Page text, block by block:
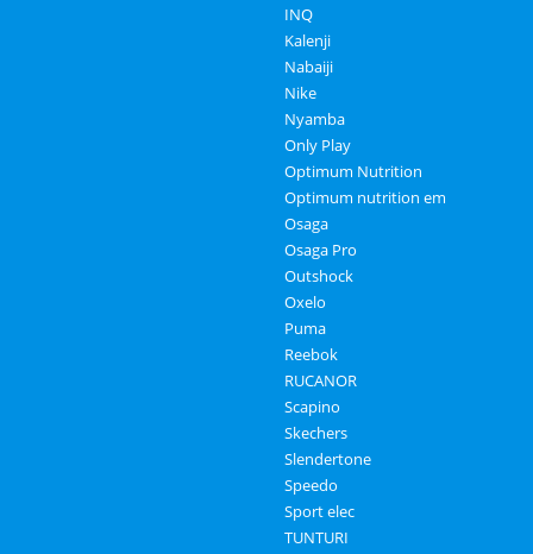
INQ
Kalenji
Nabaiji
Nike
Nyamba
Only Play
Optimum Nutrition
Optimum nutrition em
Osaga
Osaga Pro
Outshock
Oxelo
Puma
Reebok
RUCANOR
Scapino
Skechers
Slendertone
Speedo
Sport elec
TUNTURI